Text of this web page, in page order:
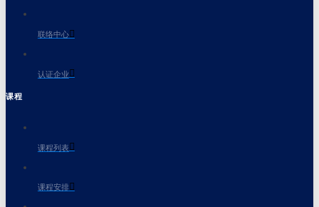
联络中心
认证企业
课程
课程列表
课程安排